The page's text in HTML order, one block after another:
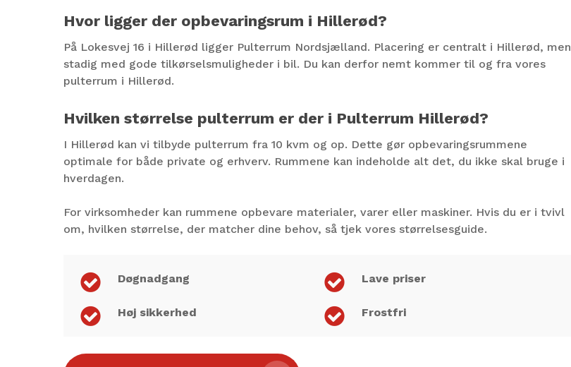
Hvor ligger der opbevaringsrum i Hillerød?
På Lokesvej 16 i Hillerød ligger Pulterrum Nordsjælland. Placering er centralt i Hillerød, men
stadig med gode tilkørselsmuligheder i bil. Du kan derfor nemt kommer til og fra vores
pulterrum i Hillerød.
Hvilken størrelse pulterrum er der i Pulterrum Hillerød?
I Hillerød kan vi tilbyde pulterrum fra 10 kvm og op. Dette gør opbevaringsrummene
optimale for både private og erhverv. Rummene kan indeholde alt det, du ikke skal bruge i
hverdagen.
For virksomheder kan rummene opbevare materialer, varer eller maskiner. Hvis du er i tvivl
om, hvilken størrelse, der matcher dine behov, så tjek vores størrelsesguide.
Døgnadgang
Høj sikkerhed
Lave priser
Frostfri